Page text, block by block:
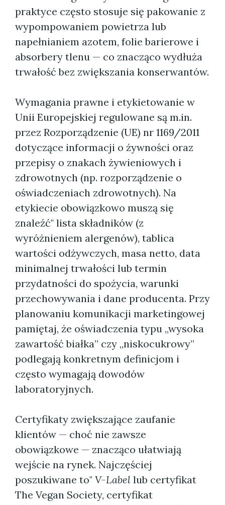
praktyce często stosuje się pakowanie z
wypompowaniem powietrza lub
napełnianiem azotem, folie barierowe i
absorbery tlenu — co znacząco wydłuża
trwałość bez zwiększania konserwantów.
Wymagania prawne i etykietowanie w
Unii Europejskiej regulowane są m.in.
przez Rozporządzenie (UE) nr 1169/2011
dotyczące informacji o żywności oraz
przepisy o znakach żywieniowych i
zdrowotnych (np. rozporządzenie o
oświadczeniach zdrowotnych). Na
etykiecie obowiązkowo muszą się
znaleźć" lista składników (z
wyróżnieniem alergenów), tablica
wartości odżywczych, masa netto, data
minimalnej trwałości lub termin
przydatności do spożycia, warunki
przechowywania i dane producenta. Przy
planowaniu komunikacji marketingowej
pamiętaj, że oświadczenia typu „wysoka
zawartość białka” czy „niskocukrowy”
podlegają konkretnym definicjom i
często wymagają dowodów
laboratoryjnych.
Certyfikaty zwiększające zaufanie
klientów — choć nie zawsze
obowiązkowe — znacząco ułatwiają
wejście na rynek. Najczęściej
poszukiwane to" V-Label lub certyfikat
The Vegan Society, certyfikat